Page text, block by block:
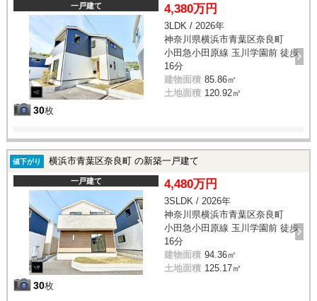
一戸建て
30枚
4,380万円
3LDK / 2026年
神奈川県横浜市青葉区奈良町
小田急小田原線 玉川学園前 徒歩
16分
建物面積 85.86㎡
土地面積 120.92㎡
値下がり 横浜市青葉区奈良町 の新築一戸建て
一戸建て
30枚
4,480万円
3SLDK / 2026年
神奈川県横浜市青葉区奈良町
小田急小田原線 玉川学園前 徒歩
16分
建物面積 94.36㎡
土地面積 125.17㎡